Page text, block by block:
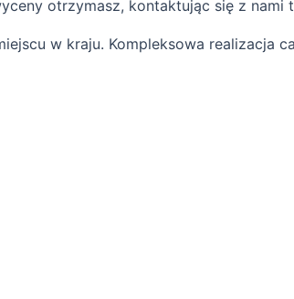
otrzymasz, kontaktując się z nami
w kraju. Kompleksowa realizacja